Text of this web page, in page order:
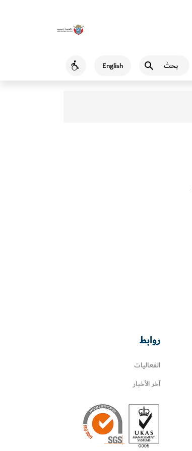
English
Accessibility
روابط
الفعاليات
آخر الأخبار